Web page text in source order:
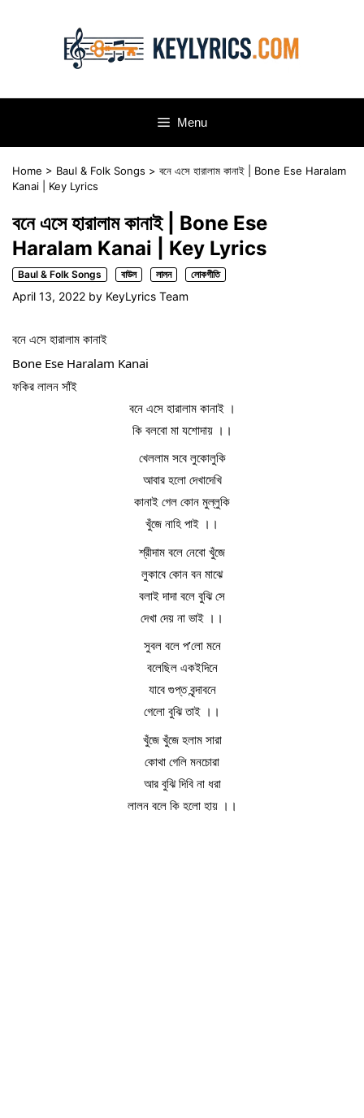
Menu
Home > Baul & Folk Songs > বনে এসে হারালাম কানাই | Bone Ese Haralam
Kanai | Key Lyrics
বনে এসে হারালাম কানাই | Bone Ese
Haralam Kanai | Key Lyrics
Baul & Folk Songs বাউল লালন লোকগীতি
April 13, 2022 by KeyLyrics Team
বনে এসে হারালাম কানাই
Bone Ese Haralam Kanai
ফকির লালন সাঁই
বনে এসে হারালাম কানাই ।
কি বলবো মা যশোদায় ।।
খেললাম সবে লুকোলুকি
আবার হলো দেখাদেখি
কানাই গেল কোন মুল্লুকি
খুঁজে নাহি পাই ।।
শ্রীদাম বলে নেবো খুঁজে
লুকাবে কোন বন মাঝে
বলাই দাদা বলে বুঝি সে
দেখা দেয় না ভাই ।।
সুবল বলে প’লো মনে
বলেছিল একইদিনে
যাবে গুপ্ত বৃন্দাবনে
গেলো বুঝি তাই ।।
খুঁজে খুঁজে হলাম সারা
কোথা গেলি মনচোরা
আর বুঝি দিবি না ধরা
লালন বলে কি হলো হায় ।।